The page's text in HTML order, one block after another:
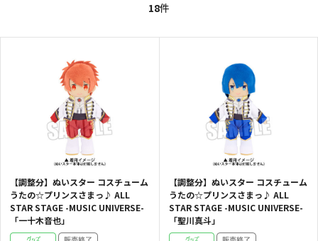
18件
【調整分】ぬいスター コスチューム
うたの☆プリンスさまっ♪ ALL
STAR STAGE -MUSIC UNIVERSE-
「一十木音也」
【調整分】ぬいスター コスチューム
うたの☆プリンスさまっ♪ ALL
STAR STAGE -MUSIC UNIVERSE-
「聖川真斗」